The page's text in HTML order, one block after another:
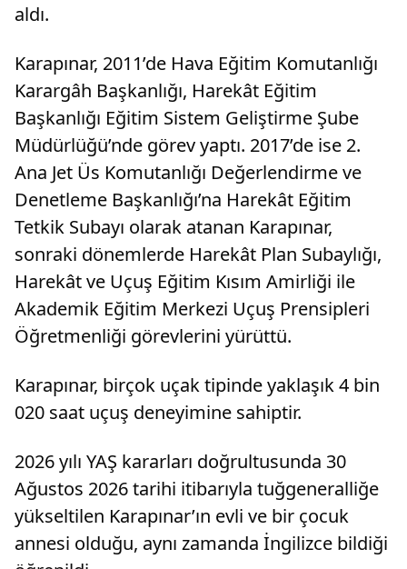
aldı.
Karapınar, 2011’de Hava Eğitim Komutanlığı
Karargâh Başkanlığı, Harekât Eğitim
Başkanlığı Eğitim Sistem Geliştirme Şube
Müdürlüğü’nde görev yaptı. 2017’de ise 2.
Ana Jet Üs Komutanlığı Değerlendirme ve
Denetleme Başkanlığı’na Harekât Eğitim
Tetkik Subayı olarak atanan Karapınar,
sonraki dönemlerde Harekât Plan Subaylığı,
Harekât ve Uçuş Eğitim Kısım Amirliği ile
Akademik Eğitim Merkezi Uçuş Prensipleri
Öğretmenliği görevlerini yürüttü.
Karapınar, birçok uçak tipinde yaklaşık 4 bin
020 saat uçuş deneyimine sahiptir.
2026 yılı YAŞ kararları doğrultusunda 30
Ağustos 2026 tarihi itibarıyla tuğgeneralliğe
yükseltilen Karapınar’ın evli ve bir çocuk
annesi olduğu, aynı zamanda İngilizce bildiği